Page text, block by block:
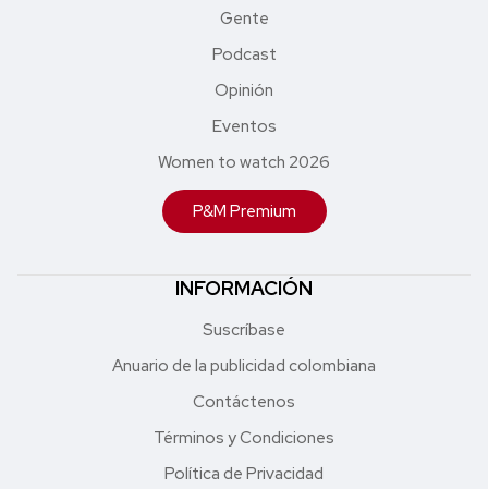
Gente
Podcast
Opinión
Eventos
Women to watch 2026
P&M Premium
INFORMACIÓN
Suscríbase
Anuario de la publicidad colombiana
Contáctenos
Términos y Condiciones
Política de Privacidad